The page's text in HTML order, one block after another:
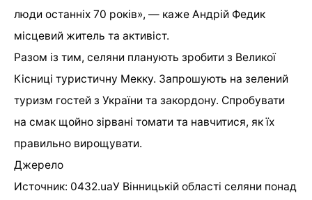
люди останніх 70 років», — каже Андрій Федик
місцевий житель та активіст.
Разом із тим, селяни планують зробити з Великої
Кісниці туристичну Мекку. Запрошують на зелений
туризм гостей з України та закордону. Спробувати
на смак щойно зірвані томати та навчитися, як їх
правильно вирощувати.
Джерело
Источник: 0432.uaУ Вінницькій області селяни понад